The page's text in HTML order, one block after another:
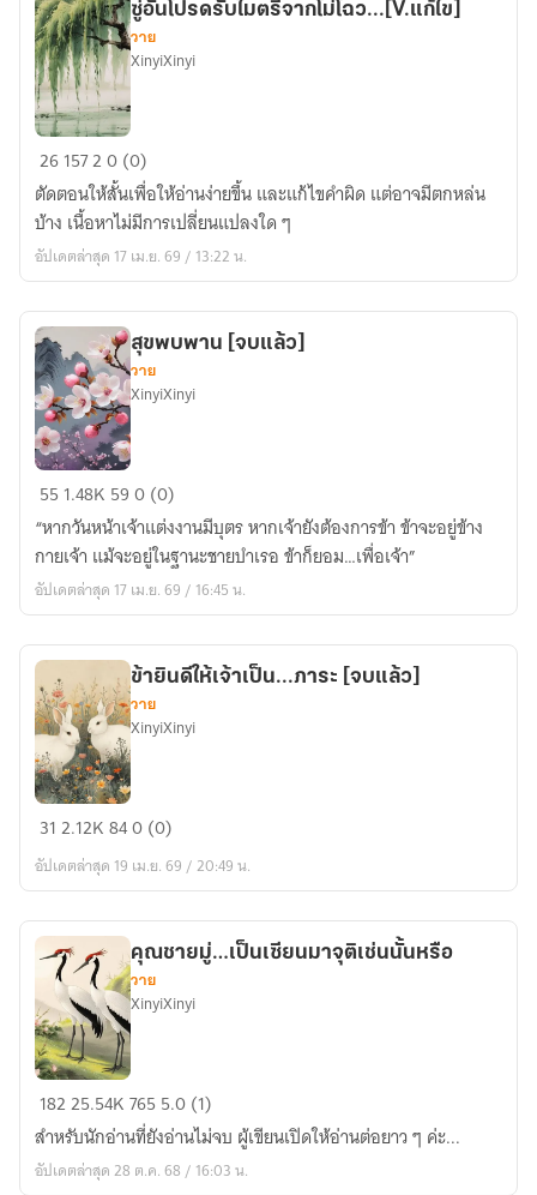
ซู่
อัน
โปรด
รับ
ไมตรี
โม่
โฉว...
[V.แก้ไข]
ซู่อันโปรดรับไมตรีจากโม่โฉว...[V.แก้ไข]
วาย
XinyiXinyi
2615720 (0)
ตัดตอนให้สั้นเพื่อให้อ่านง่ายขึ้น และแก้ไขคำผิด แต่อาจมีตกหล่น
บ้าง เนื้อหาไม่มีการเปลี่ยนแปลงใด ๆ
อัปเดตล่าสุด 17 เม.ย. 69 / 13:22 น.
สุข
พบพาน
[จบ
แล้ว]
สุขพบพาน [จบแล้ว]
วาย
XinyiXinyi
55 1.48K 590 (0)
“หากวันหน้าเจ้าแต่งงานมีบุตร หากเจ้ายังต้องการข้า ข้าจะอยู่ข้าง
กายเจ้า แม้จะอยู่ในฐานะชายบำเรอ ข้าก็ยอม…เพื่อเจ้า”
อัปเดตล่าสุด 17 เม.ย. 69 / 16:45 น.
ข้า
ให้
เป็น...ภาระ
[จบ
แล้ว]
ข้ายินดีให้เจ้าเป็น...ภาระ [จบแล้ว]
วาย
XinyiXinyi
312.12K840 (0)
อัปเดตล่าสุด 19 เม.ย. 69 / 20:49 น.
คุณ
ชา
ยมู่…
เป็น
คุณชายมู่…เป็นเซียนมาจุติเช่นนั้นหรือ
วาย
XinyiXinyi
18225.54K765 5.0 (1)
สำหรับนักอ่านที่ยังอ่านไม่จบ ผู้เขียนเปิดให้อ่านต่อยาว ๆ ค่ะ...
อัปเดตล่าสุด 28 ต.ค. 68 / 16:03 น.